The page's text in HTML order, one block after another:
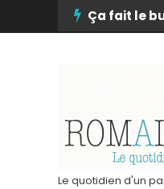
To
Ça fait le
Le quotidien d'un